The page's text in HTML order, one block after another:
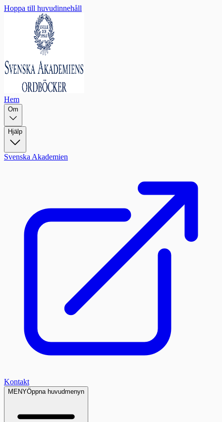
Hoppa till huvudinnehåll
Hem
Om
Hjälp
Svenska Akademien
Kontakt
MENYÖppna huvudmenyn